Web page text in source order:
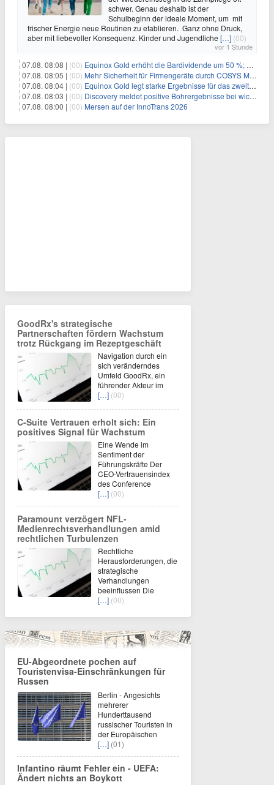
schwer. Genau deshalb ist der
Schulbeginn der ideale Moment, um mit
frischer Energie neue Routinen zu etablieren. Ganz ohne Druck,
aber mit liebevoller Konsequenz. Kinder und Jugendliche […] (00)
vor 1 Stunde
07.08. 08:08 | (00) Equinox Gold erhöht die Bardividende um 50 %; kündigt vierteljährliche Bardividende von 0,0225 US-Dollar pro Stammaktie an
07.08. 08:05 | (00) Mehr Sicherheit für Firmengeräte durch COSYS MDM
07.08. 08:04 | (00) Equinox Gold legt starke Ergebnisse für das zweite Quartal vor
07.08. 08:03 | (00) Discovery meldet positive Bohrergebnisse bei wichtigen Wachstumsprojekten, Ressourcenschätzungen für Dome und TVZ liegen im Zeitplan für Ende 2026
07.08. 08:00 | (00) Mersen auf der InnoTrans 2026
GoodRx's strategische
Partnerschaften fördern Wachstum
trotz Rückgang im Rezeptgeschäft
Navigation durch ein
sich veränderndes
Umfeld GoodRx, ein
führender Akteur im
[…] (00)
C-Suite Vertrauen erholt sich: Ein
positives Signal für Wachstum
Eine Wende im
Sentiment der
Führungskräfte Der
CEO-Vertrauensindex
des Conference
[…] (00)
Paramount verzögert NFL-
Medienrechtsverhandlungen amid
rechtlichen Turbulenzen
Rechtliche
Herausforderungen, die
strategische
Verhandlungen
beeinflussen Die
[…] (00)
EU-Abgeordnete pochen auf
Touristenvisa-Einschränkungen für
Russen
Berlin - Angesichts
mehrerer
Hunderttausend
russischer Touristen in
der Europäischen
[…] (01)
Infantino räumt Fehler ein - UEFA:
Ändert nichts an Boykott